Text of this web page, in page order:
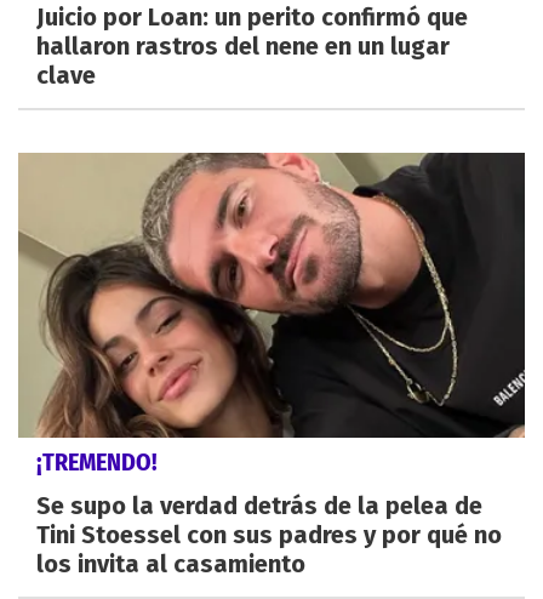
Juicio por Loan: un perito confirmó que
hallaron rastros del nene en un lugar
clave
¡TREMENDO!
Se supo la verdad detrás de la pelea de
Tini Stoessel con sus padres y por qué no
los invita al casamiento